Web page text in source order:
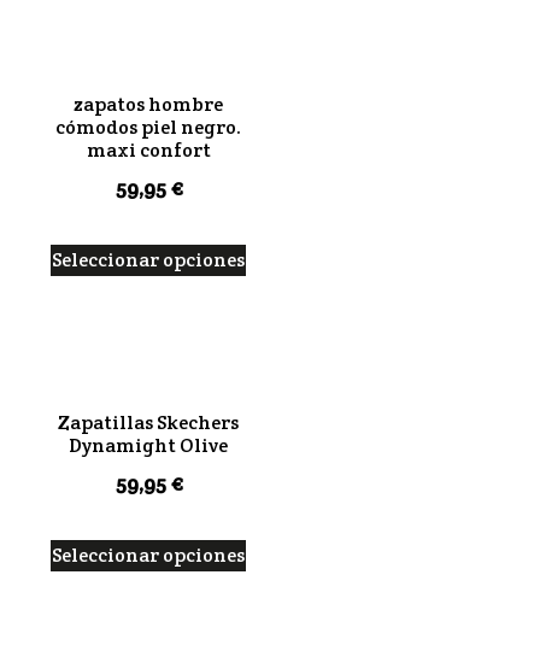
zapatos hombre
cómodos piel negro.
maxi confort
59,95€
Seleccionar opciones
Zapatillas Skechers
Dynamight Olive
59,95€
Seleccionar opciones